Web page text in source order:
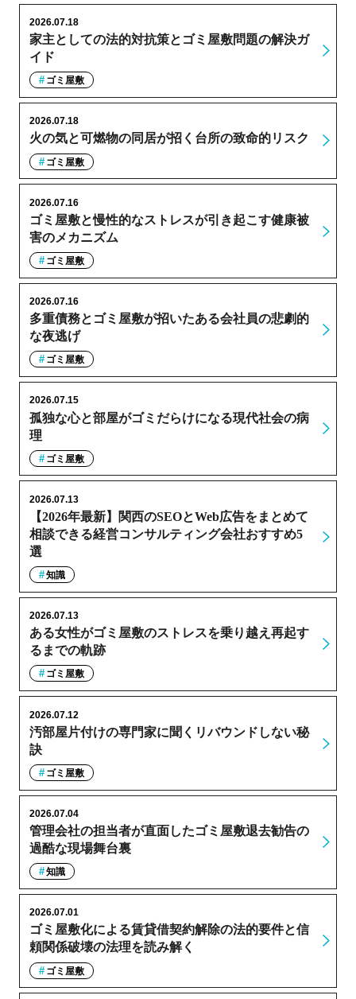
家主としての法的対抗策とゴミ屋敷問題の解決ガ
イド
2026.07.18
ゴミ屋敷
火の気と可燃物の同居が招く台所の致命的リスク
2026.07.18
ゴミ屋敷
ゴミ屋敷と慢性的なストレスが引き起こす健康被
害のメカニズム
2026.07.16
ゴミ屋敷
多重債務とゴミ屋敷が招いたある会社員の悲劇的
な夜逃げ
2026.07.16
ゴミ屋敷
孤独な心と部屋がゴミだらけになる現代社会の病
理
2026.07.15
ゴミ屋敷
【2026年最新】関西のSEOとWeb広告をまとめて
相談できる経営コンサルティング会社おすすめ5
選
2026.07.13
知識
ある女性がゴミ屋敷のストレスを乗り越え再起す
るまでの軌跡
2026.07.13
ゴミ屋敷
汚部屋片付けの専門家に聞くリバウンドしない秘
訣
2026.07.12
ゴミ屋敷
管理会社の担当者が直面したゴミ屋敷退去勧告の
過酷な現場舞台裏
2026.07.04
知識
ゴミ屋敷化による賃貸借契約解除の法的要件と信
頼関係破壊の法理を読み解く
2026.07.01
ゴミ屋敷